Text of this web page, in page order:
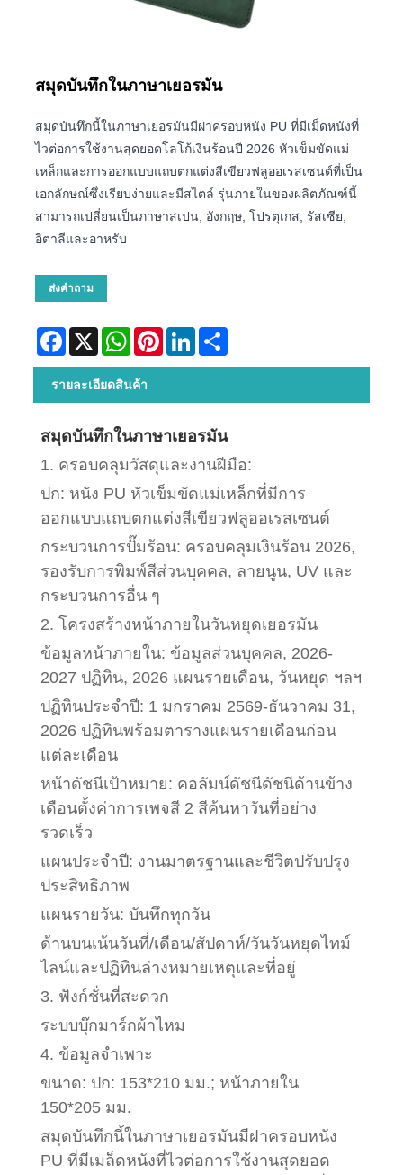
สมุดบันทึกในภาษาเยอรมัน
สมุดบันทึกนี้ในภาษาเยอรมันมีฝาครอบหนัง PU ที่มีเม็ดหนังที่
ไวต่อการใช้งานสุดยอดโลโก้เงินร้อนปี 2026 หัวเข็มขัดแม่
เหล็กและการออกแบบแถบตกแต่งสีเขียวฟลูออเรสเซนต์ที่เป็น
เอกลักษณ์ซึ่งเรียบง่ายและมีสไตล์ รุ่นภายในของผลิตภัณฑ์นี้
สามารถเปลี่ยนเป็นภาษาสเปน, อังกฤษ, โปรตุเกส, รัสเซีย,
อิตาลีและอาหรับ
ส่งคำถาม
Facebook
X WhatsAppPinterestLinkedIn
รายละเอียดสินค้า
สมุดบันทึกในภาษาเยอรมัน
1. ครอบคลุมวัสดุและงานฝีมือ:
ปก: หนัง PU หัวเข็มขัดแม่เหล็กที่มีการ
ออกแบบแถบตกแต่งสีเขียวฟลูออเรสเซนต์
กระบวนการปั๊มร้อน: ครอบคลุมเงินร้อน 2026,
รองรับการพิมพ์สีส่วนบุคคล, ลายนูน, UV และ
กระบวนการอื่น ๆ
2. โครงสร้างหน้าภายในวันหยุดเยอรมัน
ข้อมูลหน้าภายใน: ข้อมูลส่วนบุคคล, 2026-
2027 ปฏิทิน, 2026 แผนรายเดือน, วันหยุด ฯลฯ
ปฏิทินประจำปี: 1 มกราคม 2569-ธันวาคม 31,
2026 ปฏิทินพร้อมตารางแผนรายเดือนก่อน
แต่ละเดือน
หน้าดัชนีเป้าหมาย: คอลัมน์ดัชนีดัชนีด้านข้าง
เดือนตั้งค่าการเพจสี 2 สีค้นหาวันที่อย่าง
รวดเร็ว
แผนประจำปี: งานมาตรฐานและชีวิตปรับปรุง
ประสิทธิภาพ
แผนรายวัน: บันทึกทุกวัน
ด้านบนเน้นวันที่/เดือน/สัปดาห์/วันวันหยุดไทม์
ไลน์และปฏิทินล่างหมายเหตุและที่อยู่
3. ฟังก์ชั่นที่สะดวก
ระบบบุ๊กมาร์กผ้าไหม
4. ข้อมูลจำเพาะ
ขนาด: ปก: 153*210 มม.; หน้าภายใน
150*205 มม.
สมุดบันทึกนี้ในภาษาเยอรมันมีฝาครอบหนัง
PU ที่มีเมล็ดหนังที่ไวต่อการใช้งานสุดยอด